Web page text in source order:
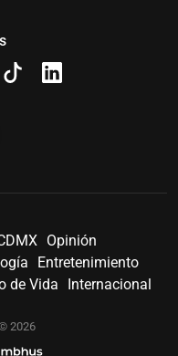
Opinión
Entretenimiento
de Vida Internacional
2026